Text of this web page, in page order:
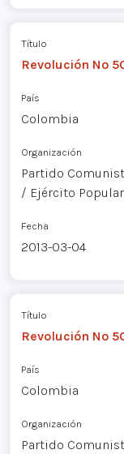
Título
Revolución Nº
País
Colombia
Organización
Partido
/ Ejército
Fecha
2013-03-04
Título
Revolución Nº
País
Colombia
Organización
Partido